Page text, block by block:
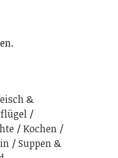
&
Kochen
Suppen &